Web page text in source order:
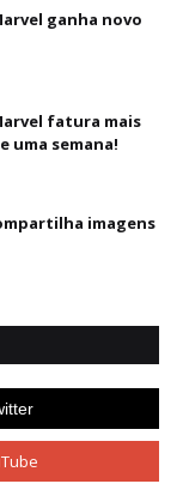
ganha novo
fatura mais
uma semana!
imagens